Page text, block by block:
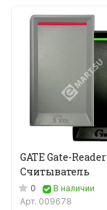
GATE Gate-
Считыватель
0
В наличии
Арт. 009678